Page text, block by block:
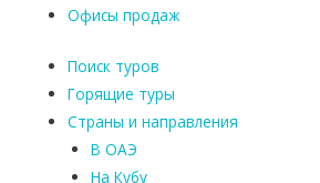
Офисы продаж
Поиск туров
Горящие туры
Страны и направления
В ОАЭ
На Кубу